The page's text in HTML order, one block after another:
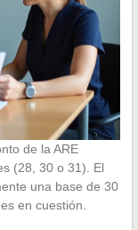
de la ARE
(28, 30 o 31). El
una base de 30
en cuestión.